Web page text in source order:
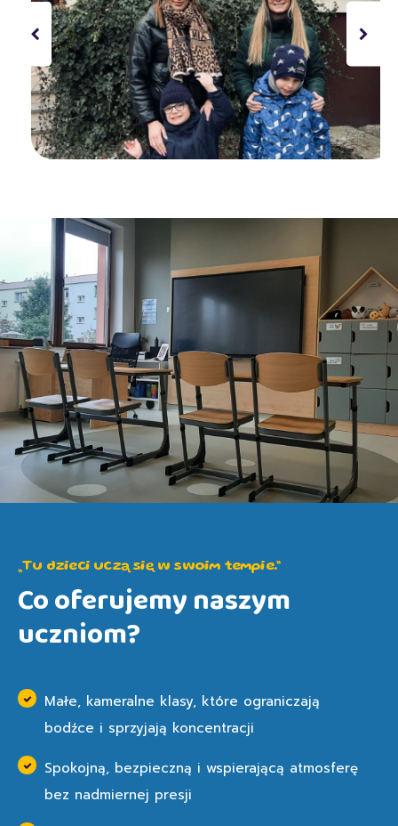
„Tu dzieci uczą się w swoim tempie.”
Co oferujemy naszym
uczniom?
Małe, kameralne klasy, które ograniczają
bodźce i sprzyjają koncentracji
Spokojną, bezpieczną i wspierającą atmosferę
bez nadmiernej presji